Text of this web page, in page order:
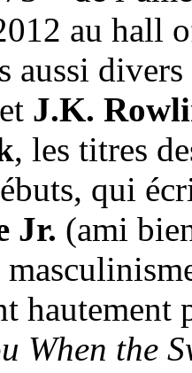
au hall
aussi
et J.K.
, les titres
qui
Jr. (ami
When the